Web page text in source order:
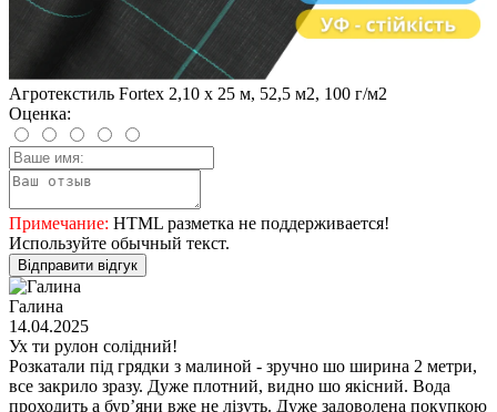
Агротекстиль Fortex 2,10 х 25 м, 52,5 м2, 100 г/м2
Оценка:
Примечание: HTML разметка не поддерживается!
Используйте обычный текст.
Відправити відгук
Галина
14.04.2025
Ух ти рулон солідний!
Розкатали під грядки з малиной - зручно шо ширина 2 метри,
все закрило зразу. Дуже плотний, видно шо якісний. Вода
проходить а бур’яни вже не лізуть. Дуже задоволена покупкою